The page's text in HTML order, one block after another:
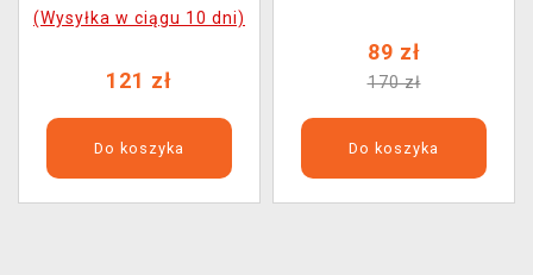
(Wysyłka w ciągu 10 dni)
121 zł
Do koszyka
89 zł
170 zł
Do koszyka